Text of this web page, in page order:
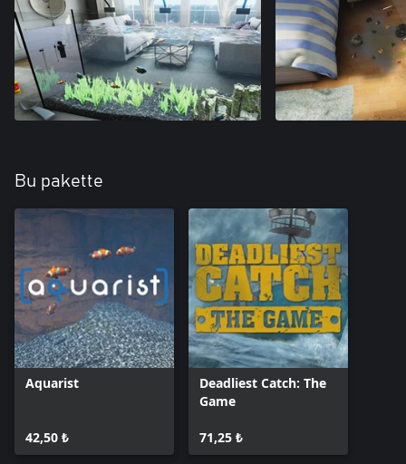
Bu pakette
Aquarist
42,50 ₺
Deadliest Catch: The
Game
71,25 ₺